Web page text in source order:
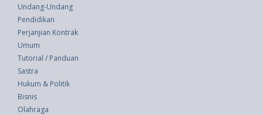
Undang-Undang
Pendidikan
Perjanjian Kontrak
Umum
Tutorial / Panduan
Sastra
Hukum & Politik
Bisnis
Olahraga